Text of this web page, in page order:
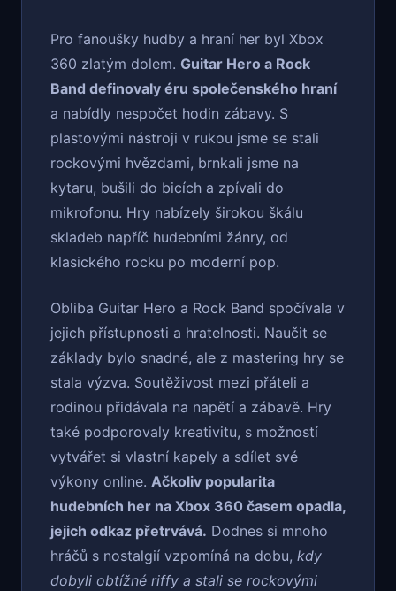
Pro fanoušky hudby a hraní her byl Xbox
360 zlatým dolem. Guitar Hero a Rock
Band definovaly éru společenského hraní
a nabídly nespočet hodin zábavy. S
plastovými nástroji v rukou jsme se stali
rockovými hvězdami, brnkali jsme na
kytaru, bušili do bicích a zpívali do
mikrofonu. Hry nabízely širokou škálu
skladeb napříč hudebními žánry, od
klasického rocku po moderní pop.
Obliba Guitar Hero a Rock Band spočívala v
jejich přístupnosti a hratelnosti. Naučit se
základy bylo snadné, ale z mastering hry se
stala výzva. Soutěživost mezi přáteli a
rodinou přidávala na napětí a zábavě. Hry
také podporovaly kreativitu, s možností
vytvářet si vlastní kapely a sdílet své
výkony online. Ačkoliv popularita
hudebních her na Xbox 360 časem opadla,
jejich odkaz přetrvává. Dodnes si mnoho
hráčů s nostalgií vzpomíná na dobu, kdy
dobyli obtížné riffy a stali se rockovými